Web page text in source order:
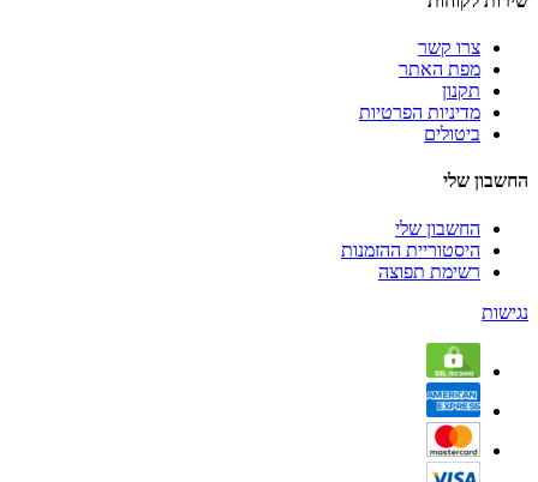
צרו קשר
מפת האתר
תקנון
מדיניות הפרטיות
ביטולים
החשבון שלי
החשבון שלי
היסטוריית ההזמנות
רשימת תפוצה
נגישות